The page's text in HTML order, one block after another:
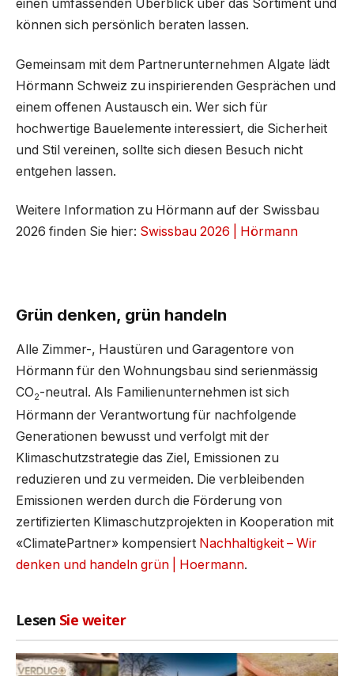
einen umfassenden Überblick über das Sortiment und
können sich persönlich beraten lassen.
Gemeinsam mit dem Partnerunternehmen Algate lädt
Hörmann Schweiz zu inspirierenden Gesprächen und
einem offenen Austausch ein. Wer sich für
hochwertige Bauelemente interessiert, die Sicherheit
und Stil vereinen, sollte sich diesen Besuch nicht
entgehen lassen.
Weitere Information zu Hörmann auf der Swissbau
2026 finden Sie hier: Swissbau 2026 | Hörmann
Grün denken, grün handeln
Alle Zimmer-, Haustüren und Garagentore von
Hörmann für den Wohnungsbau sind serienmässig
CO2-neutral. Als Familienunternehmen ist sich
Hörmann der Verantwortung für nachfolgende
Generationen bewusst und verfolgt mit der
Klimaschutzstrategie das Ziel, Emissionen zu
reduzieren und zu vermeiden. Die verbleibenden
Emissionen werden durch die Förderung von
zertifizierten Klimaschutzprojekten in Kooperation mit
«ClimatePartner» kompensiert Nachhaltigkeit – Wir
denken und handeln grün | Hoermann.
Lesen Sie weiter